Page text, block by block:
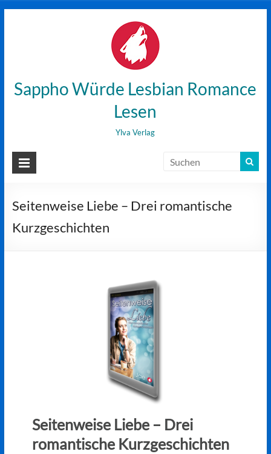
Sappho Würde Lesbian Romance
Lesen
Ylva Verlag
Seitenweise Liebe – Drei romantische
Kurzgeschichten
Seitenweise Liebe – Drei
romantische Kurzgeschichten